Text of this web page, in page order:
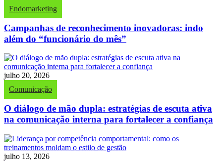
Endomarketing
Campanhas de reconhecimento inovadoras: indo
além do “funcionário do mês”
julho 20, 2026
Comunicação
O diálogo de mão dupla: estratégias de escuta ativa
na comunicação interna para fortalecer a confiança
julho 13, 2026